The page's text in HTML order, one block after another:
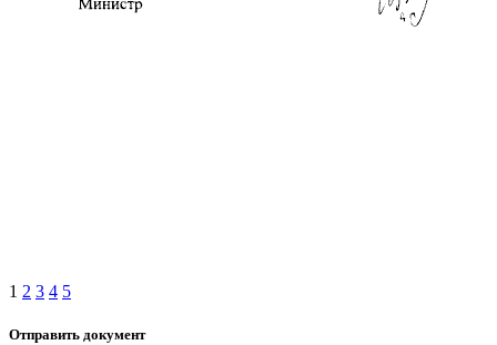
1 2 3 4 5
Отправить документ